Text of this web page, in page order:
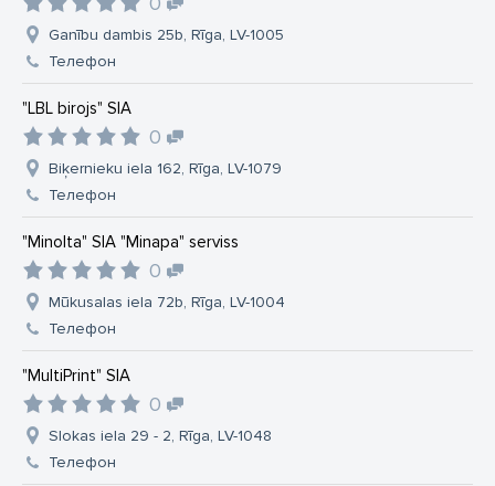
Ganību dambis 25b, Rīga, LV-1005
Телефон
"LBL birojs" SIA
0
Biķernieku iela 162, Rīga, LV-1079
Телефон
"Minolta" SIA "Minapa" serviss
0
Mūkusalas iela 72b, Rīga, LV-1004
Телефон
"MultiPrint" SIA
0
Slokas iela 29 - 2, Rīga, LV-1048
Телефон